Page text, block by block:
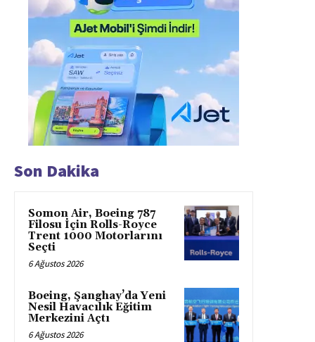
Son Dakika
Somon Air, Boeing 787
Filosu İçin Rolls-Royce
Trent 1000 Motorlarını
Seçti
6 Ağustos 2026
Boeing, Şanghay’da Yeni
Nesil Havacılık Eğitim
Merkezini Açtı
6 Ağustos 2026